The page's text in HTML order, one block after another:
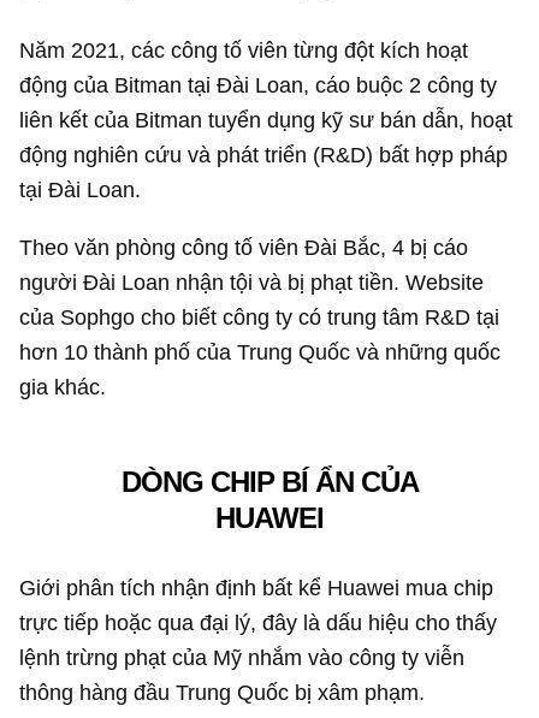
Năm 2021, các công tố viên từng đột kích hoạt
động của Bitman tại Đài Loan, cáo buộc 2 công ty
liên kết của Bitman tuyển dụng kỹ sư bán dẫn, hoạt
động nghiên cứu và phát triển (R&D) bất hợp pháp
tại Đài Loan.
Theo văn phòng công tố viên Đài Bắc, 4 bị cáo
người Đài Loan nhận tội và bị phạt tiền. Website
của Sophgo cho biết công ty có trung tâm R&D tại
hơn 10 thành phố của Trung Quốc và những quốc
gia khác.
DÒNG CHIP BÍ ẨN CỦA
HUAWEI
Giới phân tích nhận định bất kể Huawei mua chip
trực tiếp hoặc qua đại lý, đây là dấu hiệu cho thấy
lệnh trừng phạt của Mỹ nhắm vào công ty viễn
thông hàng đầu Trung Quốc bị xâm phạm.